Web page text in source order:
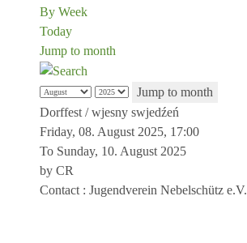
By Week
Today
Jump to month
Jump to month
Dorffest / wjesny swjedźeń
Friday, 08. August 2025, 17:00
To Sunday, 10. August 2025
by CR
Contact : Jugendverein Nebelschütz e.V.